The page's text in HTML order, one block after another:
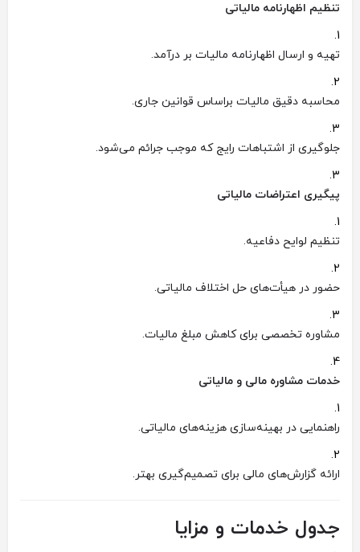
تنظیم اظهارنامه مالیاتی
تهیه و ارسال اظهارنامه مالیات بر درآمد.
محاسبه دقیق مالیات براساس قوانین جاری.
جلوگیری از اشتباهات رایج که موجب جرائم می‌شود.
پیگیری اعتراضات مالیاتی
تنظیم لوایح دفاعیه.
حضور در هیأت‌های حل اختلاف مالیاتی.
مشاوره تخصصی برای کاهش مبلغ مالیات.
خدمات مشاوره مالی و مالیاتی
راهنمایی در بهینه‌سازی هزینه‌های مالیاتی.
ارائه گزارش‌های مالی برای تصمیم‌گیری بهتر.
جدول خدمات و مزایا